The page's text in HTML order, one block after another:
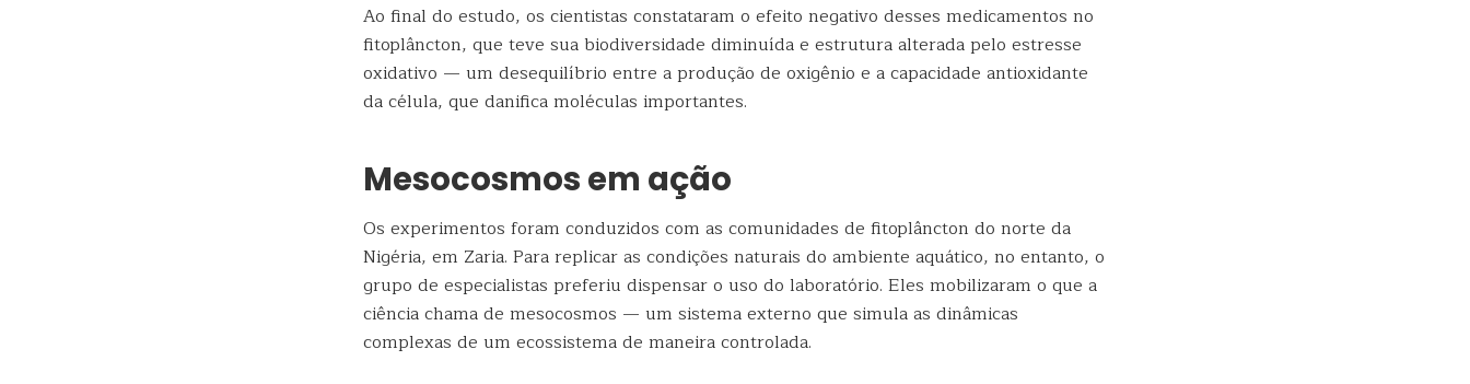
Ao final do estudo, os cientistas constataram o efeito negativo desses medicamentos no
fitoplâncton, que teve sua biodiversidade diminuída e estrutura alterada pelo estresse
oxidativo — um desequilíbrio entre a produção de oxigênio e a capacidade antioxidante
da célula, que danifica moléculas importantes.
Mesocosmos em ação
Os experimentos foram conduzidos com as comunidades de fitoplâncton do norte da
Nigéria, em Zaria. Para replicar as condições naturais do ambiente aquático, no entanto, o
grupo de especialistas preferiu dispensar o uso do laboratório. Eles mobilizaram o que a
ciência chama de mesocosmos — um sistema externo que simula as dinâmicas
complexas de um ecossistema de maneira controlada.